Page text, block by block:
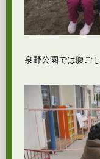
泉野公園では腹ご